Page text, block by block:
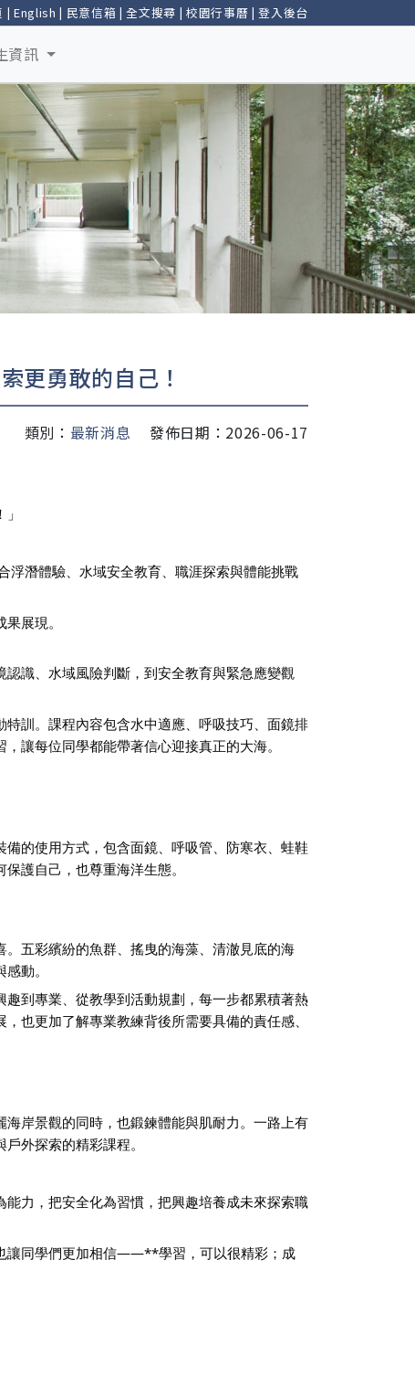
| English | 民意信箱 |全文搜尋 | 校園行事曆 |登入後台
資訊
更勇敢的自己！
類別： 最新消息 發佈日期：2026-06-17
浮潛體驗、水域安全教育、職涯探索與體能挑戰
展現。
識、水域風險判斷，到安全教育與緊急應變觀
訓。課程內容包含水中適應、呼吸技巧、面鏡排
讓每位同學都能帶著信心迎接真正的大海。
的使用方式，包含面鏡、呼吸管、防寒衣、蛙鞋
護自己，也尊重海洋生態。
五彩繽紛的魚群、搖曳的海藻、清澈見底的海
動。
到專業、從教學到活動規劃，每一步都累積著熱
也更加了解專業教練背後所需要具備的責任感、
岸景觀的同時，也鍛鍊體能與肌耐力。一路上有
外探索的精彩課程。
力，把安全化為習慣，把興趣培養成未來探索職
讓同學們更加相信——**學習，可以很精彩；成